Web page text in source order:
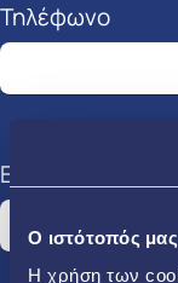
O ιστότοπός
Η χρήση των
Τηλέφωνο
Email